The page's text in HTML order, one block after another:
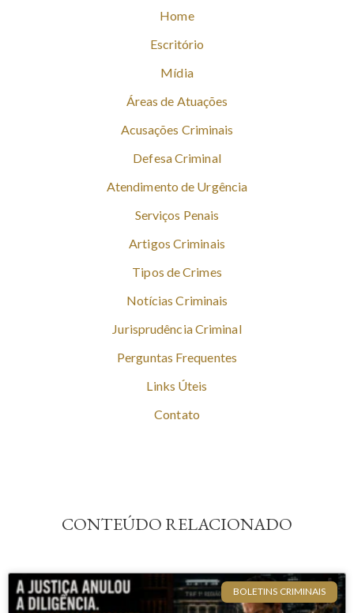
Home
Escritório
Mídia
Áreas de Atuações
Acusações Criminais
Defesa Criminal
Atendimento de Urgência
Serviços Penais
Artigos Criminais
Tipos de Crimes
Notícias Criminais
Jurisprudência Criminal
Perguntas Frequentes
Links Úteis
Contato
CONTEÚDO RELACIONADO
BOLETINS CRIMINAIS